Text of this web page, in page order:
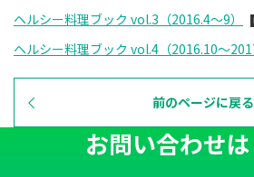
ヘルシー料理ブック vol.3（2016.4～9）
ヘルシー料理ブック vol.4（2016.10～
前のページに戻る
お問い合わせ